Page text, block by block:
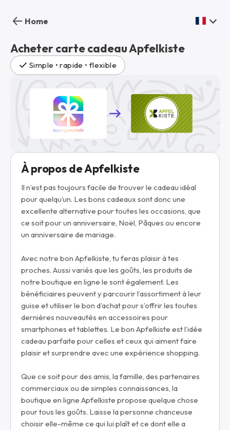
Home
Acheter carte cadeau Apfelkiste
Simple • rapide • flexible
À propos de Apfelkiste
Il n’est pas toujours facile de trouver le cadeau idéal
pour quelqu’un. Les bons cadeaux sont donc une
excellente alternative pour toutes les occasions, que
ce soit pour un anniversaire, Noël, Pâques ou encore
un anniversaire de mariage.
Avec notre bon Apfelkiste, tu feras plaisir à tes
proches. Aussi variés que les goûts, les produits de
notre boutique en ligne le sont également. Les
bénéficiaires peuvent y parcourir l’assortiment à leur
guise et utiliser le bon d’achat pour s’offrir les toutes
dernières nouveautés en accessoires pour
smartphones et tablettes. Le bon Apfelkiste est l’idée
cadeau parfaite pour celles et ceux qui aiment faire
plaisir et surprendre avec une expérience shopping.
Que ce soit pour des amis, la famille, des partenaires
commerciaux ou de simples connaissances, la
boutique en ligne Apfelkiste propose quelque chose
pour tous les goûts. Laisse la personne chanceuse
choisir elle-même ce qui lui plaît et ce dont elle a